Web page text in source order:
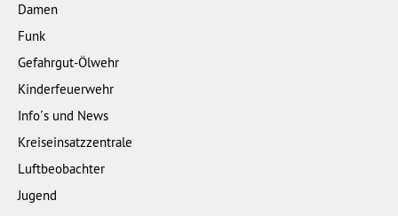
Damen
Funk
Gefahrgut-Ölwehr
Kinderfeuerwehr
Info´s und News
Kreiseinsatzzentrale
Luftbeobachter
Jugend